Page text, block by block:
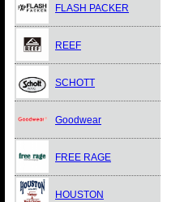
FLASH PACKER
REEF
SCHOTT
Goodwear
FREE RAGE
HOUSTON